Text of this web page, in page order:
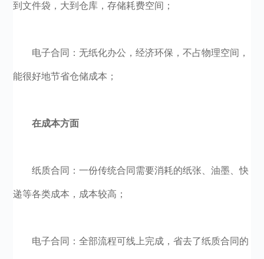
到文件袋，大到仓库，存储耗费空间；
电子合同：无纸化办公，经济环保，不占物理空间，
能很好地节省仓储成本；
在成本方面
纸质合同：一份传统合同需要消耗的纸张、油墨、快
递等各类成本，成本较高；
电子合同：全部流程可线上完成，省去了纸质合同的